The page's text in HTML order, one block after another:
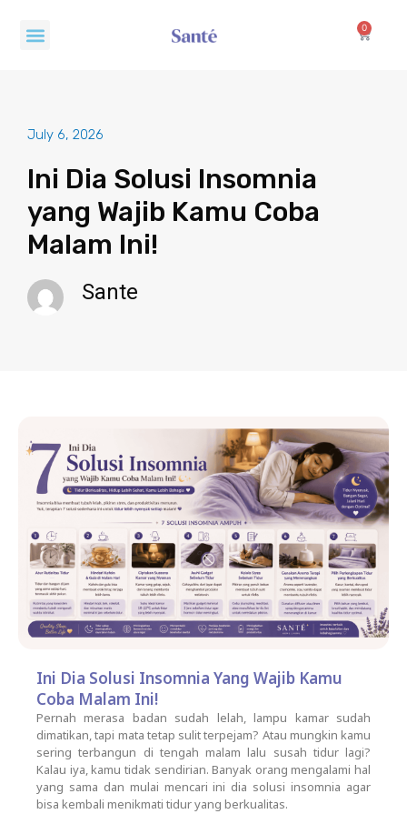
Menu 0 Cart
July 6, 2026
Ini Dia Solusi Insomnia
yang Wajib Kamu Coba
Malam Ini!
Sante
Ini Dia Solusi Insomnia Yang Wajib Kamu
Coba Malam Ini!
Pernah merasa badan sudah lelah, lampu kamar sudah
dimatikan, tapi mata tetap sulit terpejam? Atau mungkin kamu
sering terbangun di tengah malam lalu susah tidur lagi?
Kalau iya, kamu tidak sendirian. Banyak orang mengalami hal
yang sama dan mulai mencari ini dia solusi insomnia agar
bisa kembali menikmati tidur yang berkualitas.